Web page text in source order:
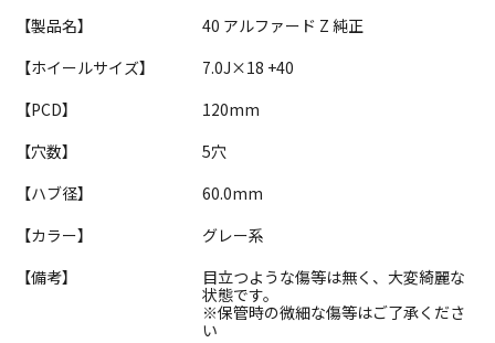
【製品名】
40 アルファード Z 純正
【ホイールサイズ】
7.0J×18 +40
【PCD】
120mm
【穴数】
5穴
【ハブ径】
60.0mm
【カラー】
グレー系
【備考】
目立つような傷等は無く、大変綺麗な
状態です。
※保管時の微細な傷等はご了承くださ
い